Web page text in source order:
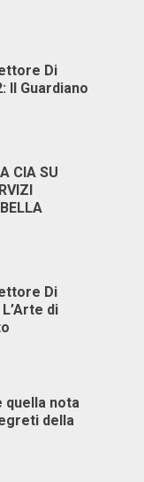
Di
Il Guardiano
CIA SU
Di
di
quella nota
della